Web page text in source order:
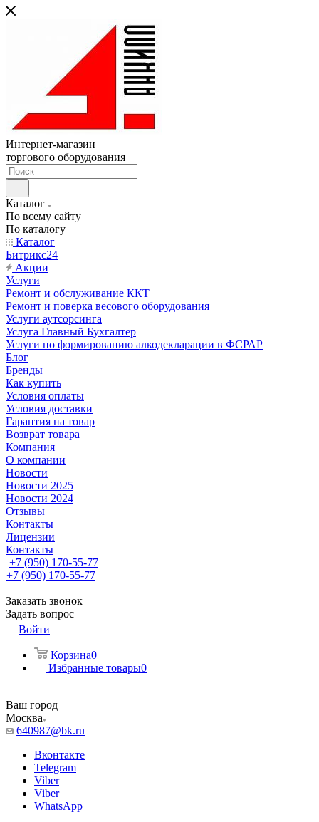
Интернет-магазин
торгового оборудования
Каталог
По всему сайту
По каталогу
Каталог
Битрикс24
Акции
Услуги
Ремонт и обслуживание ККТ
Ремонт и поверка весового оборудования
Услуги аутсорсинга
Услуга Главный Бухгалтер
Услуги по формированию алкодекларации в ФСРАР
Блог
Бренды
Как купить
Условия оплаты
Условия доставки
Гарантия на товар
Возврат товара
Компания
О компании
Новости
Новости 2025
Новости 2024
Отзывы
Контакты
Лицензии
Контакты
+7 (950) 170-55-77
+7 (950) 170-55-77
Заказать звонок
Задать вопрос
Войти
Корзина0
Избранные товары0
Ваш город
Москва
640987@bk.ru
Вконтакте
Telegram
Viber
Viber
WhatsApp